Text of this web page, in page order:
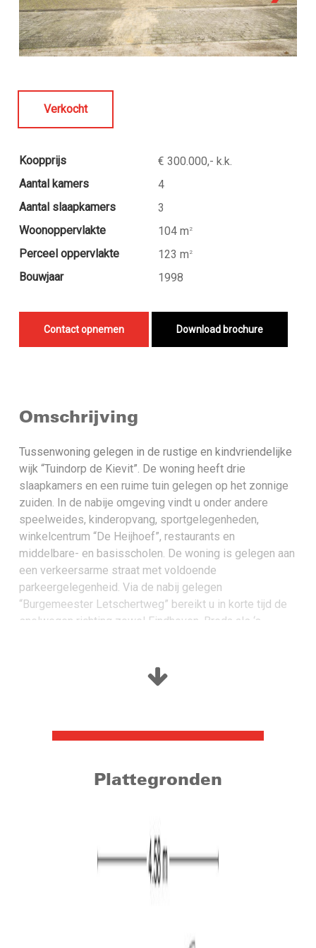
Verkocht
Koopprijs
€ 300.000,- k.k.
Aantal kamers
4
Aantal slaapkamers
3
Woonoppervlakte
104 m 2
Perceel oppervlakte 123 m 2
Bouwjaar 1998
Contact opnemen Download brochure
Omschrijving
Tussenwoning gelegen in de rustige en kindvriendelijke
wijk “Tuindorp de Kievit”. De woning heeft drie
slaapkamers en een ruime tuin gelegen op het zonnige
zuiden. In de nabije omgeving vindt u onder andere
speelweides, kinderopvang, sportgelegenheden,
winkelcentrum “De Heijhoef”, restaurants en
middelbare- en basisscholen. De woning is gelegen aan
een verkeersarme straat met voldoende
parkeergelegenheid. Via de nabij gelegen
“Burgemeester Letschertweg” bereikt u in korte tijd de
snelwegen richting zowel Eindhoven, Breda als ‘s-
Woonoppervlakte: circa 104 m²
Energielabel: A (geldig tot 23-02-2028)
Via de voortuin bereikt u de woning. Bij binnenkomst
keuken. In de hal zijn de trapopgang naar de eerste
verdieping en de toiletruimte gesitueerd. De toiletruimte
is voorzien van een toilet en een fonteintje. De keuken
heeft een recht keukenblok en is voorzien van een
woonkamer te bereiken. De woonkamer is gelegen aan
Plattegronden